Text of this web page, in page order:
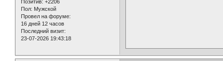
Позитив: +2206
Пол: Мужской
Провел на форуме:
16 дней 12 часов
Последний визит:
23-07-2026 19:43:18